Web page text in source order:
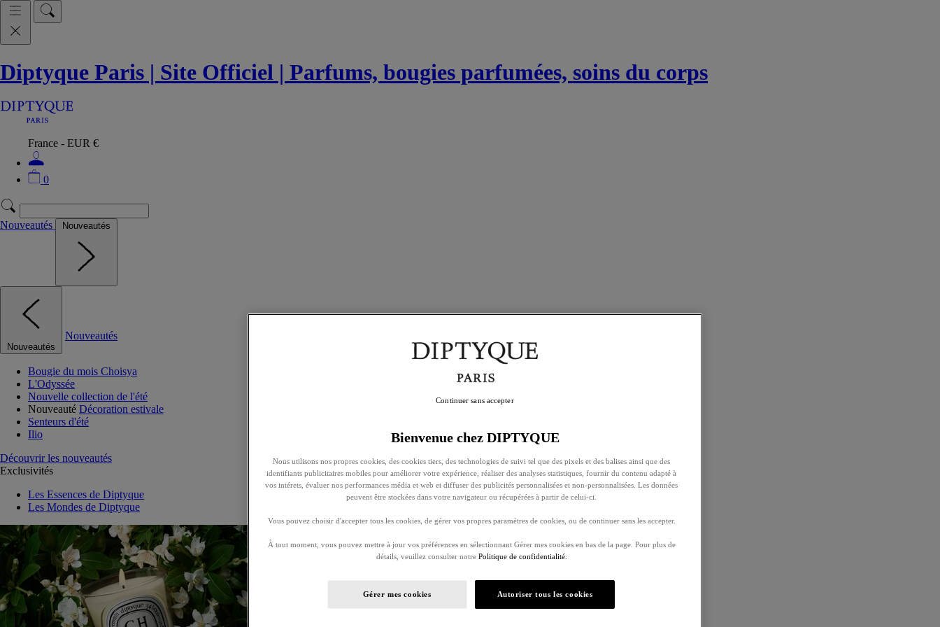
Diptyque Paris | Site Officiel | Parfums, bougies parfumées, soins du corps
France - EUR €
0
Nouveautés Nouveautés
Nouveautés
Nouveautés
Bougie du mois Choisya
L'Odyssée
Nouvelle collection de l'été
Nouveauté Décoration estivale
Senteurs d'été
Ilio
Découvrir les nouveautés
Exclusivités
Les Essences de Diptyque
Les Mondes de Diptyque
Bienvenue chez DIPTYQUE
Nous utilisons nos propres cookies, des cookies tiers, des technologies de suivi tel que des pixels et des balises ainsi que des
identifiants publicitaires mobiles pour améliorer votre expérience, réaliser des analyses statistiques, fournir du contenu adapté à
vos intérets, évaluer nos performances média et web et diffuser des publicités personnalisées et non-personnalisées. Les données
peuvent être stockées dans votre navigateur ou récupérées à partir de celui-ci.
Vous pouvez choisir d'accepter tous les cookies, de gérer vos propres paramètres de cookies, ou de continuer sans les accepter.
À tout moment, vous pouvez mettre à jour vos préférences en sélectionnant Gérer mes cookies en bas de la page. Pour plus de
détails, veuillez consulter notre Politique de confidentialité.
Gérer mes cookies Autoriser tous les cookies
Continuer sans accepter